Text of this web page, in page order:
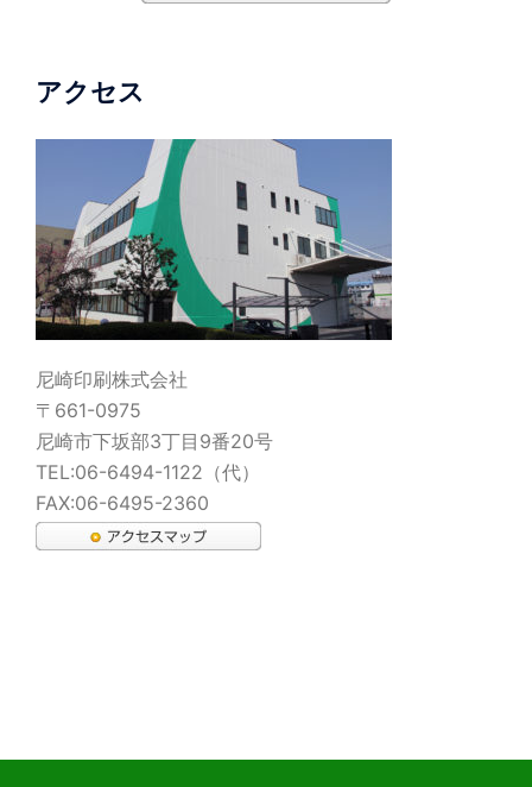
アクセス
尼崎印刷株式会社
〒661-0975
尼崎市下坂部3丁目9番20号
TEL:06-6494-1122（代）
FAX:06-6495-2360